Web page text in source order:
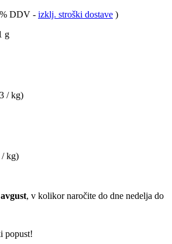
DDV - izklj. stroški dostave )
g
/ kg)
/ kg)
, v kolikor naročite do dne nedelja do
popust!